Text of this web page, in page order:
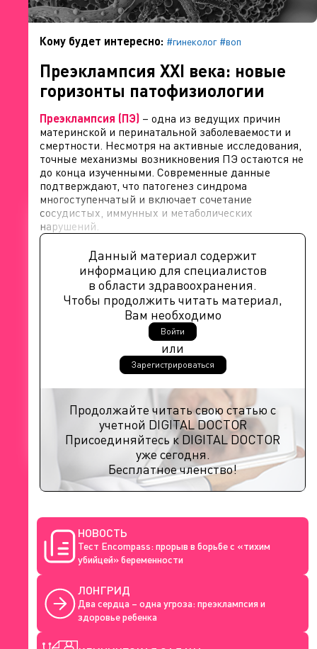
Кому будет интересно: #гинеколог #воп
Преэклампсия XXI века: новые
горизонты патофизиологии
Преэклампсия (ПЭ) – одна из ведущих причин
материнской и перинатальной заболеваемости и
смертности. Несмотря на активные исследования,
точные механизмы возникновения ПЭ остаются не
до конца изученными. Современные данные
подтверждают, что патогенез синдрома
многоступенчатый и включает сочетание
сосудистых, иммунных и метаболических
нарушений.
Данный материал содержит
информацию для специалистов
в области здравоохранения.
Чтобы продолжить читать материал,
Вам необходимо
Войти
или
Зарегистрироваться
Продолжайте читать свою статью с
учетной DIGITAL DOCTOR
Присоединяйтесь к DIGITAL DOCTOR
уже сегодня.
Бесплатное членство!
НОВОСТЬ
Тест Encompass: прорыв в борьбе с «тихим
убийцей» беременности
ЛОНГРИД
Два сердца – одна угроза: преэклампсия и
здоровье ребенка